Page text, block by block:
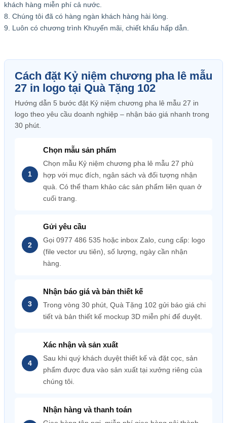
khách hàng miễn phí cả nước.
8. Chúng tôi đã có hàng ngàn khách hàng hài lòng.
9. Luôn có chương trình Khuyến mãi, chiết khấu hấp dẫn.
Cách đặt Kỷ niệm chương pha lê mẫu
27 in logo tại Quà Tặng 102
Hướng dẫn 5 bước đặt Kỷ niệm chương pha lê mẫu 27 in
logo theo yêu cầu doanh nghiệp – nhận báo giá nhanh trong
30 phút.
Chọn mẫu sản phẩm
Chọn mẫu Kỷ niệm chương pha lê mẫu 27 phù
hợp với mục đích, ngân sách và đối tượng nhận
quà. Có thể tham khảo các sản phẩm liên quan ở
cuối trang.
Gửi yêu cầu
Gọi 0977 486 535 hoặc inbox Zalo, cung cấp: logo
(file vector ưu tiên), số lượng, ngày cần nhận
hàng.
Nhận báo giá và bản thiết kế
Trong vòng 30 phút, Quà Tặng 102 gửi báo giá chi
tiết và bản thiết kế mockup 3D miễn phí để duyệt.
Xác nhận và sản xuất
Sau khi quý khách duyệt thiết kế và đặt cọc, sản
phẩm được đưa vào sản xuất tại xưởng riêng của
chúng tôi.
Nhận hàng và thanh toán